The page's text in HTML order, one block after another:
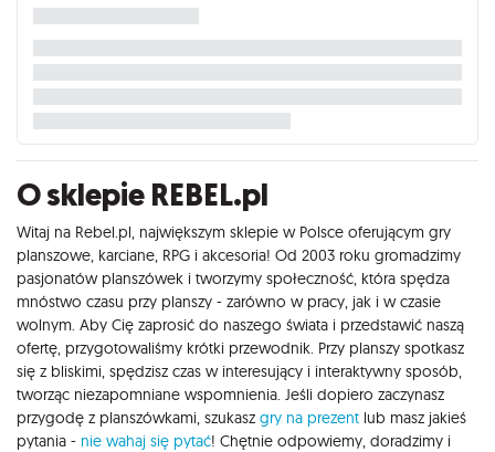
O sklepie REBEL.pl
Witaj na Rebel.pl, największym sklepie w Polsce oferującym gry
planszowe, karciane, RPG i akcesoria! Od 2003 roku gromadzimy
pasjonatów planszówek i tworzymy społeczność, która spędza
mnóstwo czasu przy planszy - zarówno w pracy, jak i w czasie
wolnym. Aby Cię zaprosić do naszego świata i przedstawić naszą
ofertę, przygotowaliśmy krótki przewodnik. Przy planszy spotkasz
się z bliskimi, spędzisz czas w interesujący i interaktywny sposób,
tworząc niezapomniane wspomnienia. Jeśli dopiero zaczynasz
przygodę z planszówkami, szukasz gry na prezent lub masz jakieś
pytania - nie wahaj się pytać! Chętnie odpowiemy, doradzimy i